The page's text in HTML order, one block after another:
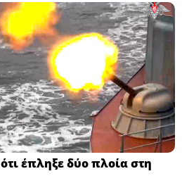
έπληξε δύο πλοία στη